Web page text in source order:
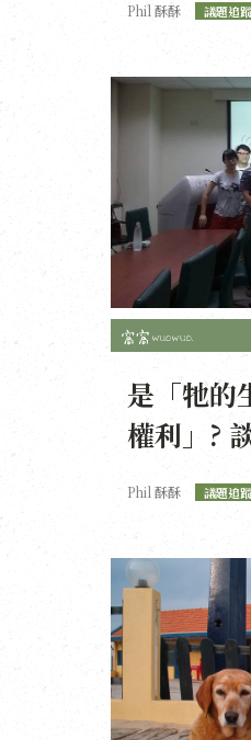
Phil 酥酥 議題追蹤
是「牠的
權利」?
Phil 酥酥 議題追蹤